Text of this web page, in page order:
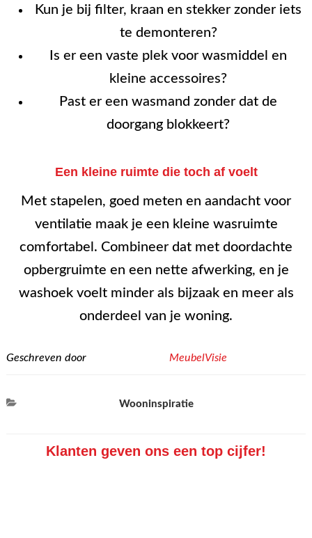
Kun je bij filter, kraan en stekker zonder iets
te demonteren?
Is er een vaste plek voor wasmiddel en
kleine accessoires?
Past er een wasmand zonder dat de
doorgang blokkeert?
Een kleine ruimte die toch af voelt
Met stapelen, goed meten en aandacht voor
ventilatie maak je een kleine wasruimte
comfortabel. Combineer dat met doordachte
opbergruimte en een nette afwerking, en je
washoek voelt minder als bijzaak en meer als
onderdeel van je woning.
Geschreven door MeubelVisie
Categorieën
Wooninspiratie
Klanten geven ons een top cijfer!